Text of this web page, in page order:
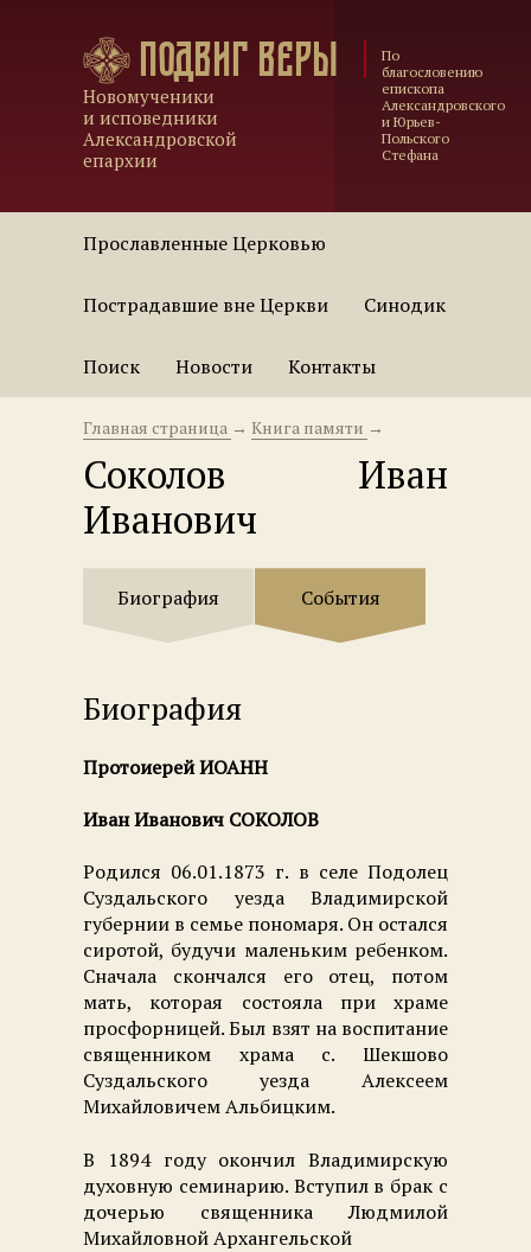
Подвиг веры
Новомученики
и исповедники
Александровской
епархии
По
благословению
епископа
Александровского
и Юрьев-
Польского
Стефана
Прославленные Церковью
Пострадавшие вне Церкви Синодик
Поиск Новости Контакты
Главная страница → Книга памяти →
Соколов Иван
Иванович
Биография События
Биография
Протоиерей ИОАНН
Иван Иванович СОКОЛОВ
Родился 06.01.1873 г. в селе Подолец
Суздальского уезда Владимирской
губернии в семье пономаря. Он остался
сиротой, будучи маленьким ребенком.
Сначала скончался его отец, потом
мать, которая состояла при храме
просфорницей. Был взят на воспитание
священником храма с. Шекшово
Суздальского уезда Алексеем
Михайловичем Альбицким.
В 1894 году окончил Владимирскую
духовную семинарию. Вступил в брак с
дочерью священника Людмилой
Михайловной Архангельской